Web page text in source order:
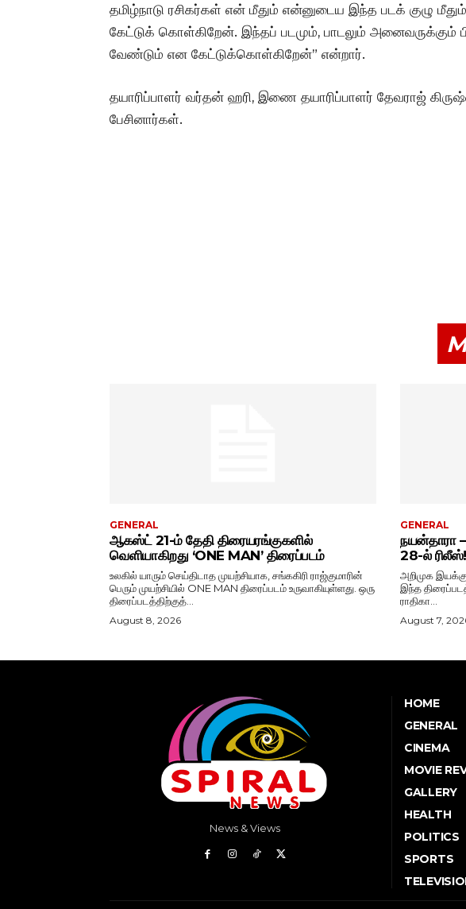
தமிழ்நாடு ரசிகர்கள் என் மீதும் என்னுடைய இந்த படக் குழு
கேட்டுக் கொள்கிறேன். இந்தப் படமும், பாடலும் அனைவருக்கும்
வேண்டும் என கேட்டுக்கொள்கிறேன்” என்றார்.
தயாரிப்பாளர் வர்தன் ஹரி, இணை தயாரிப்பாளர் தேவராஜ்
பேசினார்கள்.
GENERAL
ஆகஸ்ட் 21-ம் தேதி திரையரங்குகளில்
வெளியாகிறது ‘ONE MAN’ திரைப்படம்
உலகில் யாரும் செய்திடாத முயற்சியாக, சங்ககிரி ராஜ்குமாரின்
பெரும் முயற்சியில் ONE MAN திரைப்படம் உருவாகியுள்ளது. ஒரு
திரைப்படத்திற்குத்...
August 8, 2026
GENERAL
நயன்தாரா
28-ல் ரிலீஸ்!
அறிமுக
இந்த
ராதிகா...
August 7,
News & Views
HOME
GENERAL
CINEMA
MOVIE
GALLERY
HEALTH
POLITICS
SPORTS